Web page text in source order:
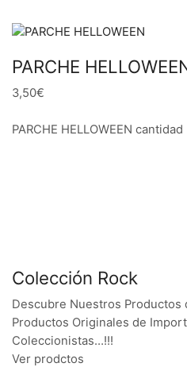
PARCHE
3,50€
PARCHE HELLOWEEN cantidad
Colección Rock
Descubre Nuestros Productos
Productos Originales de
Coleccionistas…!!!
Ver prodctos